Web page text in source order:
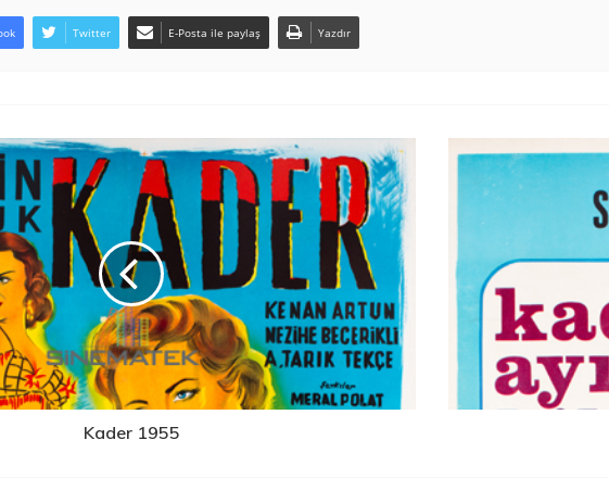
Twitter E-Posta ile paylaş Yazdır
Kader 1955